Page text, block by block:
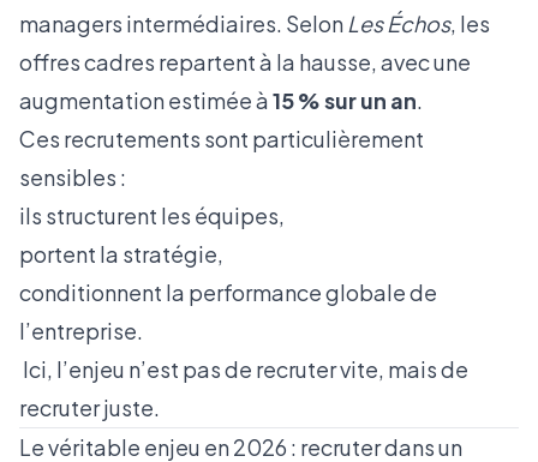
managers intermédiaires. Selon Les Échos, les
offres cadres repartent à la hausse, avec une
augmentation estimée à15 % sur un an.
Ces recrutements sont particulièrement
sensibles :
ils structurent les équipes,
portent la stratégie,
conditionnent la performance globale de
l’entreprise.
Ici, l’enjeu n’est pas de recruter vite, mais de
recruter juste.
Le véritable enjeu en 2026 : recruter dans un